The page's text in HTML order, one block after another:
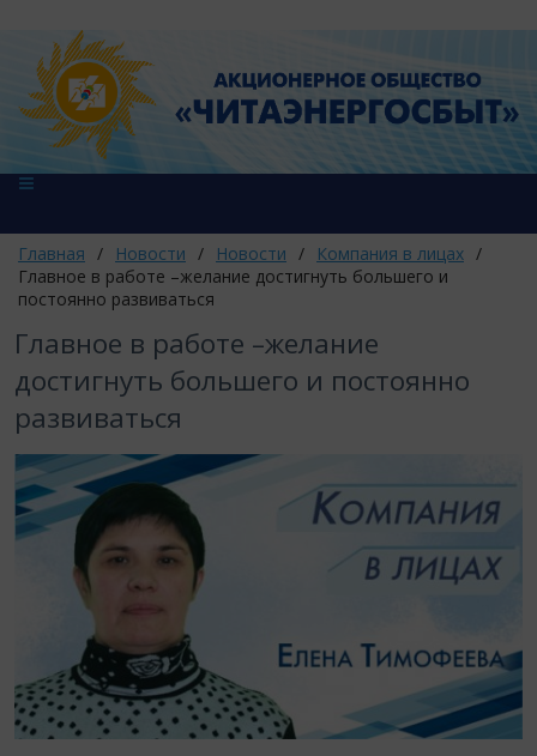
Главная / Новости / Новости / Компания в лицах /
Главное в работе –желание достигнуть большего и
постоянно развиваться
Главное в работе –желание
достигнуть большего и постоянно
развиваться